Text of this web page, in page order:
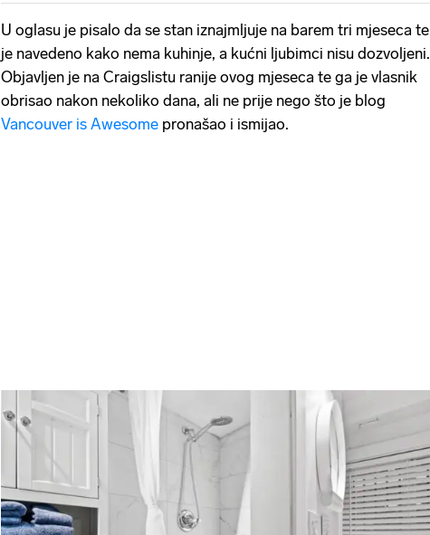
U oglasu je pisalo da se stan iznajmljuje na barem tri mjeseca te
je navedeno kako nema kuhinje, a kućni ljubimci nisu dozvoljeni.
Objavljen je na Craigslistu ranije ovog mjeseca te ga je vlasnik
obrisao nakon nekoliko dana, ali ne prije nego što je blog
Vancouver is Awesome pronašao i ismijao.